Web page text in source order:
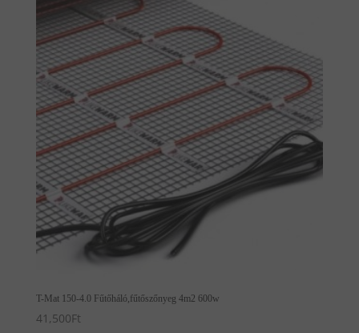
T-Mat 150-4.0 Fűtőháló,fűtőszőnyeg 4m2 600w
41,500Ft